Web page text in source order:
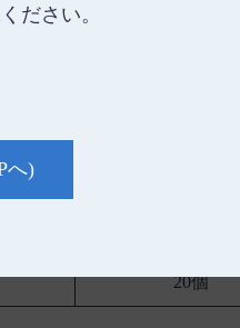
ださい。
へ)
20個